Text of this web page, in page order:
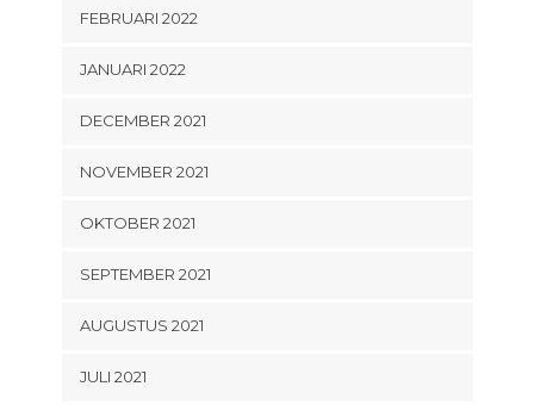
FEBRUARI 2022
JANUARI 2022
DECEMBER 2021
NOVEMBER 2021
OKTOBER 2021
SEPTEMBER 2021
AUGUSTUS 2021
JULI 2021